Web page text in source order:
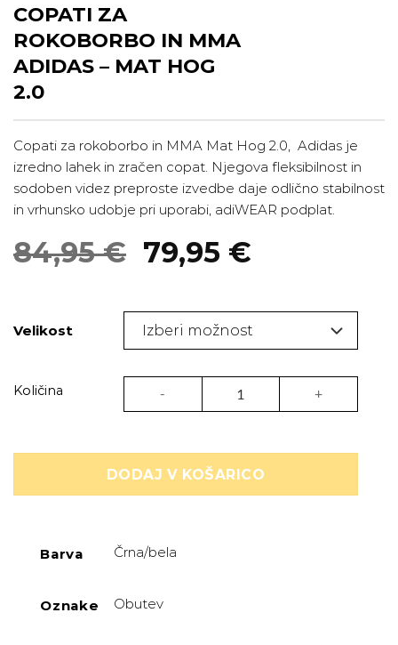
COPATI ZA
ROKOBORBO IN MMA
ADIDAS – MAT HOG
2.0
Copati za rokoborbo in MMA Mat Hog 2.0, Adidas je
izredno lahek in zračen copat. Njegova fleksibilnost in
sodoben videz preproste izvedbe daje odlično stabilnost
in vrhunsko udobje pri uporabi, adiWEAR podplat.
84,95€ Izvirna
je
bila:
79,95 €Trenutna
je:
79,95 €.
Velikost
Količina
DODAJ V KOŠARICO
Barva Črna/bela
Oznake Obutev